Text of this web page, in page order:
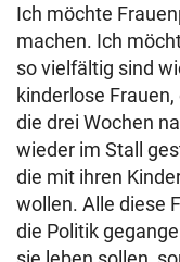
Ich möchte
machen. Ich
so vielfältig sind
kinderlose
die drei Wochen
wieder im Stall
die mit ihren
wollen. Alle diese
die Politik